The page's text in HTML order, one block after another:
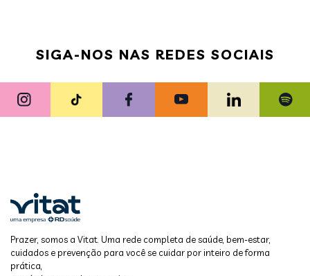
SIGA-NOS NAS REDES SOCIAIS
Prazer, somos a Vitat. Uma rede completa de saúde, bem-estar,
cuidados e prevenção para você se cuidar por inteiro de forma
prática,